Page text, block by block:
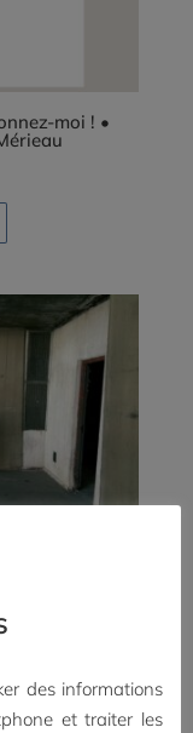
moi ! •
des informations
et traiter les